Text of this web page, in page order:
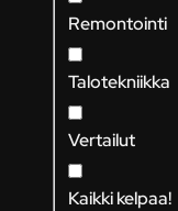
Remontointi
Talotekniikka
Vertailut
Kaikki kelpaa!